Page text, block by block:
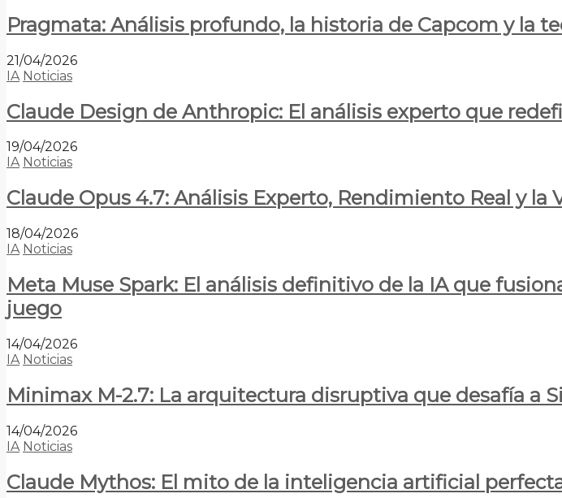
Pragmata: Análisis profundo, la historia de Capcom y la
21/04/2026
IA Noticias
Claude Design de Anthropic: El análisis experto que
19/04/2026
IA Noticias
Claude Opus 4.7: Análisis Experto, Rendimiento Real y
18/04/2026
IA Noticias
Meta Muse Spark: El análisis definitivo de la IA que
juego
14/04/2026
IA Noticias
Minimax M-2.7: La arquitectura disruptiva que desafía a
14/04/2026
IA Noticias
Claude Mythos: El mito de la inteligencia artificial